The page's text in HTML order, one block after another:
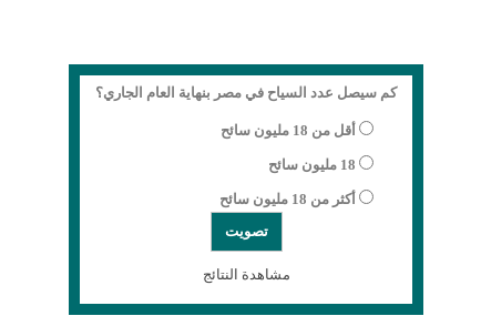
كم سيصل عدد السياح في مصر بنهاية العام الجاري؟
أقل من 18 مليون سائح
18 مليون سائح
أكثر من 18 مليون سائح
مشاهدة النتائج